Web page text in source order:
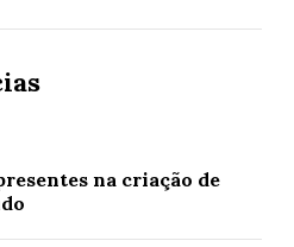
na criação de